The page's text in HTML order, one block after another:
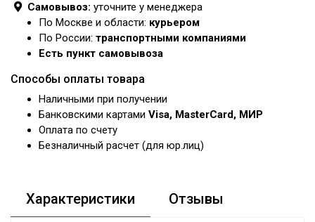
Самовывоз: уточните у менеджера
По Москве и области: курьером
По России: транспортными компаниями
Есть пункт самовывоза
Способы оплаты товара
Наличными при получении
Банковскими картами Visa, MasterCard, МИР
Оплата по счету
Безналичный расчет (для юр.лиц)
Характеристики Отзывы